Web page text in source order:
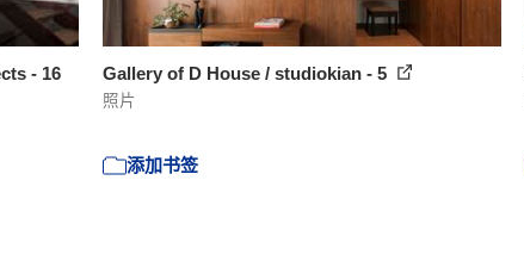
- 16 Gallery of D House / studiokian - 5
照片
添加书签